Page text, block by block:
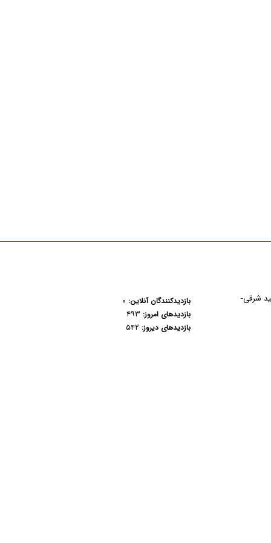
شرقی-
بازدیدکنندگان آنلاین: ۰
بازدیدهای امروز: ۴۹۳
بازدیدهای دیروز: ۵۴۲